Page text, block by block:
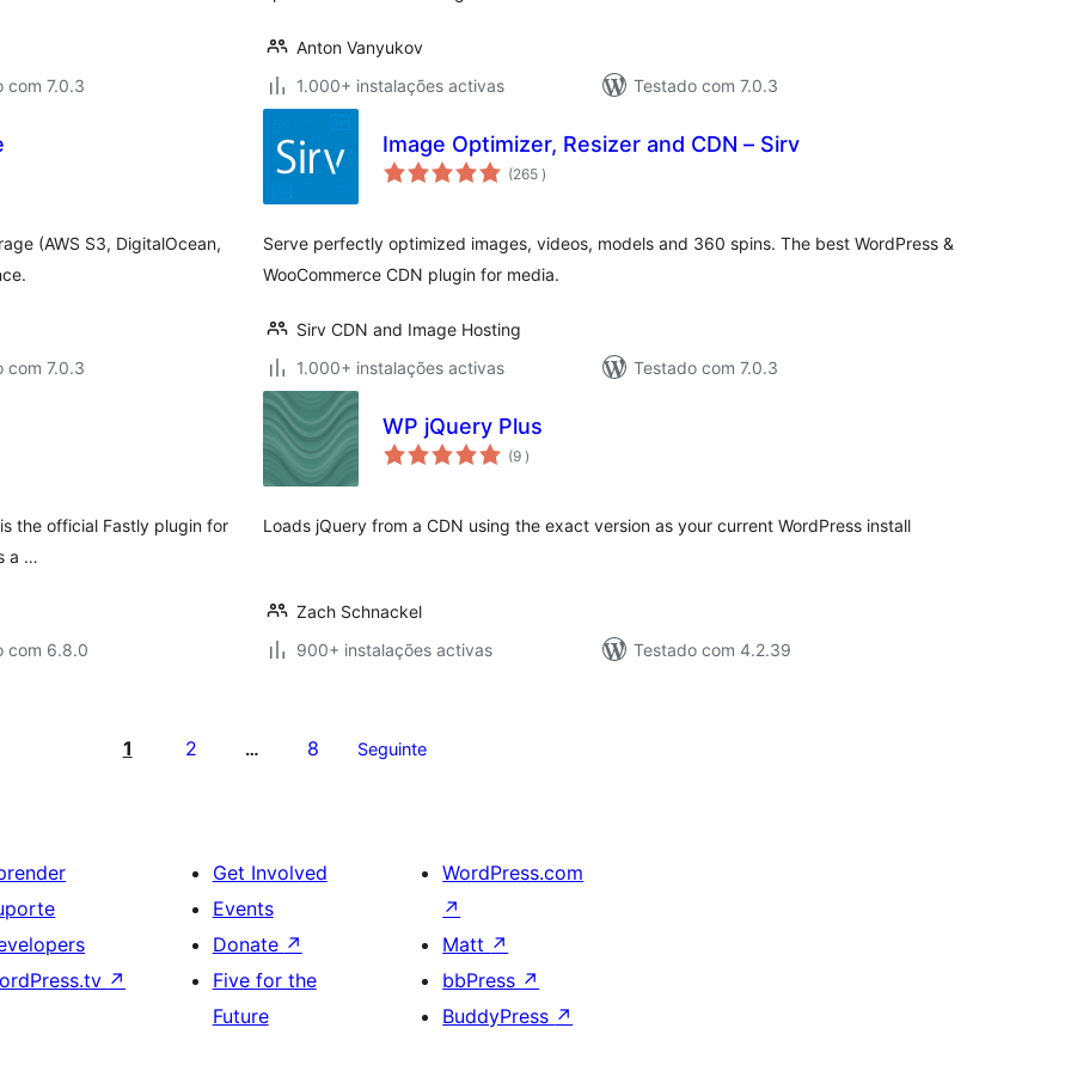
com 7.0.3
Anton Vanyukov
1.000+ instalações activas
Testado com 7.0.3
(AWS S3, DigitalOcean,
com 7.0.3
Image Optimizer, Resizer and CDN – Sirv
(265 classificações
)
Serve perfectly optimized images, videos, models and 360 spins. The best WordPress &
WooCommerce CDN plugin for media.
Sirv CDN and Image Hosting
1.000+ instalações activas
Testado com 7.0.3
the official Fastly plugin for
a …
com 6.8.0
WP jQuery Plus
(9 classificações
)
Loads jQuery from a CDN using the exact version as your current WordPress install
Zach Schnackel
900+ instalações activas
Testado com 4.2.39
1 2 … 8 Seguinte
↗
Get Involved
Events
Donate ↗
Five for the
Future
WordPress.com
↗
Matt ↗
bbPress ↗
BuddyPress ↗